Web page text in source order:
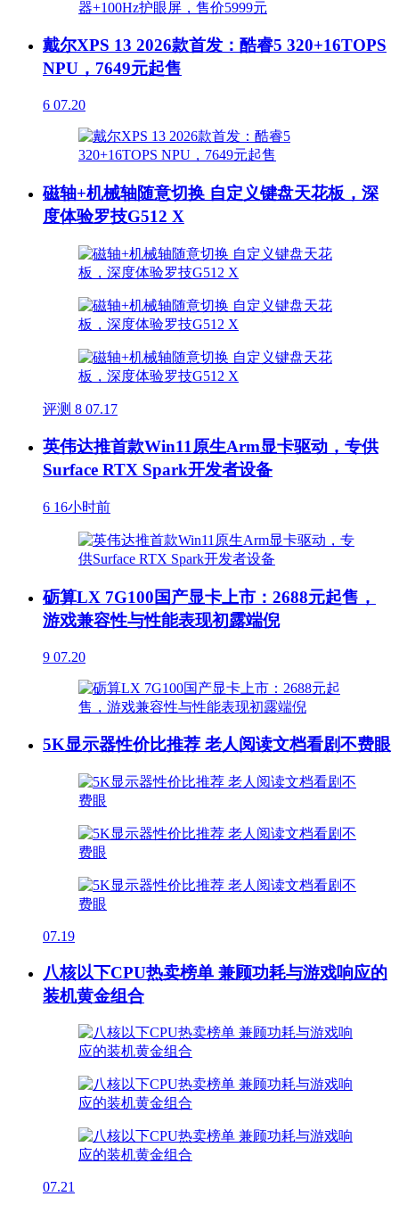
戴尔XPS 13 2026款首发：酷睿5 320+16TOPS
NPU，7649元起售
6 07.20
磁轴+机械轴随意切换 自定义键盘天花板，深
度体验罗技G512 X
评测 8 07.17
英伟达推首款Win11原生Arm显卡驱动，专供
Surface RTX Spark开发者设备
6 16小时前
砺算LX 7G100国产显卡上市：2688元起售，
游戏兼容性与性能表现初露端倪
9 07.20
5K显示器性价比推荐 老人阅读文档看剧不费眼
07.19
八核以下CPU热卖榜单 兼顾功耗与游戏响应的
装机黄金组合
07.21